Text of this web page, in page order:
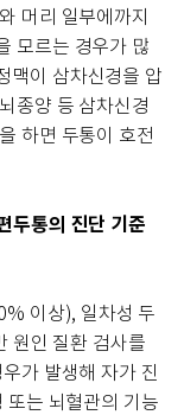
머리 일부에까지
모르는 경우가 많
맥이 삼차신경을 압
종양 등 삼차신경
하면 두통이 호전
두통의 진단 기준
이상), 일차성 두
원인 질환 검사를
가 발생해 자가 진
또는 뇌혈관의 기능